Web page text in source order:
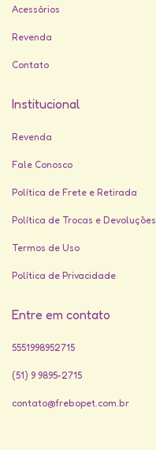
Acessórios
Revenda
Contato
Institucional
Revenda
Fale Conosco
Política de Frete e Retirada
Política de Trocas e Devoluções
Termos de Uso
Política de Privacidade
Entre em contato
5551998952715
(51) 9 9895-2715
contato@frebopet.com.br